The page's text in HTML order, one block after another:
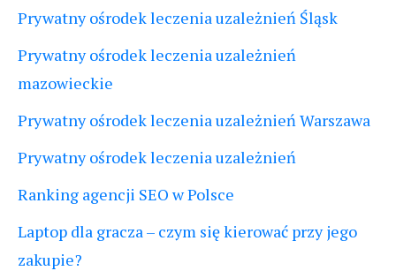
Prywatny ośrodek leczenia uzależnień Śląsk
Prywatny ośrodek leczenia uzależnień
mazowieckie
Prywatny ośrodek leczenia uzależnień Warszawa
Prywatny ośrodek leczenia uzależnień
Ranking agencji SEO w Polsce
Laptop dla gracza – czym się kierować przy jego
zakupie?